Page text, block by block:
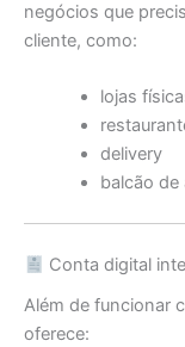
negócios que
cliente, como:
lojas
delivery
balcão
Conta digital
Além de funcionar
oferece: